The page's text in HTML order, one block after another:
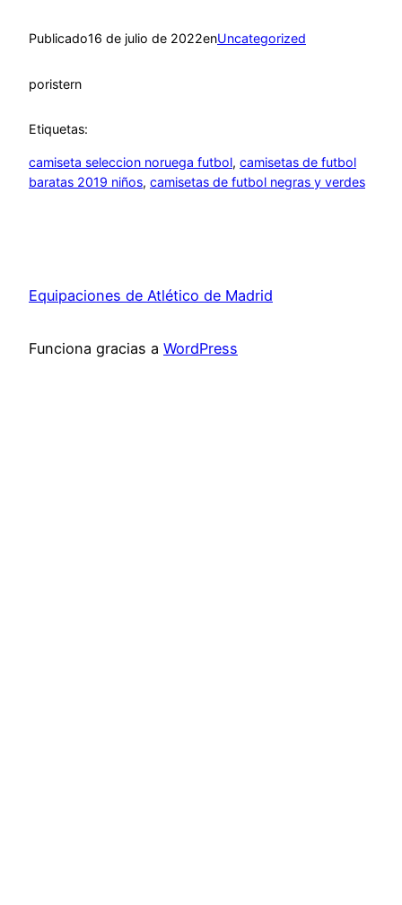
Publicado16 de julio de 2022enUncategorized
poristern
Etiquetas:
camiseta seleccion noruega futbol, camisetas de futbol
baratas 2019 niños, camisetas de futbol negras y verdes
Equipaciones de Atlético de Madrid
Funciona gracias a WordPress